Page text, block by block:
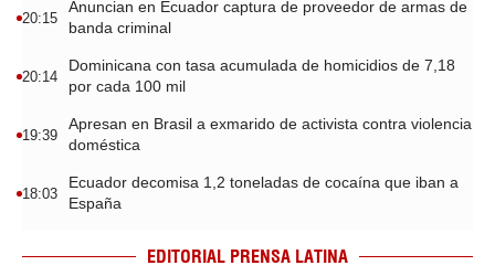
20:15
Anuncian en Ecuador captura de proveedor de armas de
banda criminal
20:14
Dominicana con tasa acumulada de homicidios de 7,18
por cada 100 mil
19:39
Apresan en Brasil a exmarido de activista contra violencia
doméstica
18:03
Ecuador decomisa 1,2 toneladas de cocaína que iban a
España
EDITORIAL PRENSA LATINA